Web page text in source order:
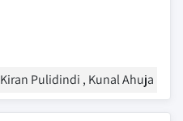
Kiran Pulidindi , Kunal Ahuja